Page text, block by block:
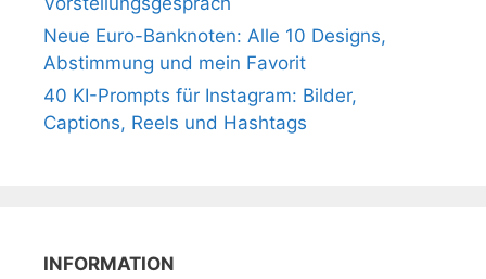
Neue Euro-Banknoten: Alle 10 Designs,
Abstimmung und mein Favorit
40 KI-Prompts für Instagram: Bilder,
Captions, Reels und Hashtags
INFORMATION